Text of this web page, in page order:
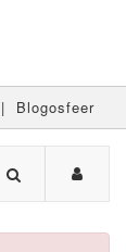
| Blogosfeer